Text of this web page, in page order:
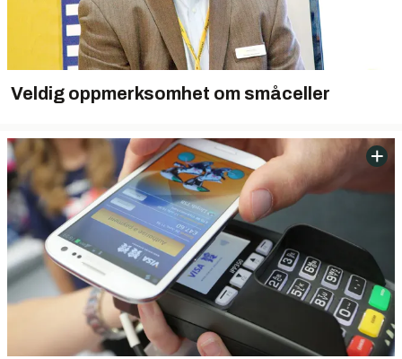
Veldig oppmerksomhet om småceller